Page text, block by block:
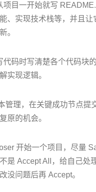
项目一开始就写
、实现技术栈等，并且让
。
代码时写清楚各个代码块
实现逻辑。
管理，在关键成功节点提
原的机会。
开始一个项目，尽量
是 Accept All，给自己处
没问题后再 Accept。